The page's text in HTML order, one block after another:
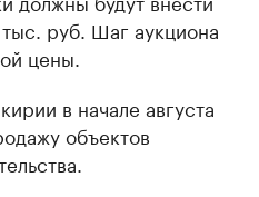
руб. Шаг аукциона
цены.
в начале августа
объектов